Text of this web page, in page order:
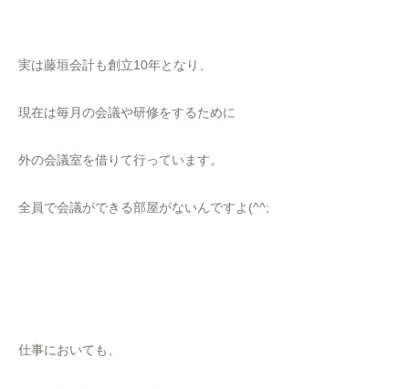
実は藤垣会計も創立10年となり、
現在は毎月の会議や研修をするために
外の会議室を借りて行っています。
全員で会議ができる部屋がないんですよ(^^;
仕事においても、